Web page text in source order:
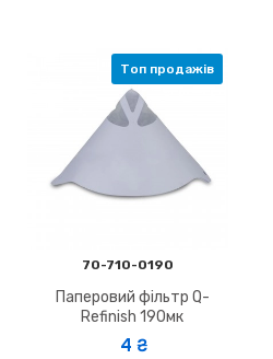
Топ продажів
70-710-0190
Паперовий фільтр Q-
Refinish 190мк
4 ₴